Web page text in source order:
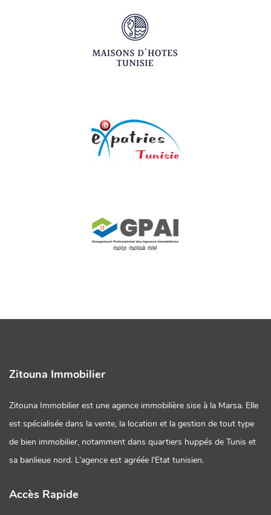
Zitouna Immobilier
Zitouna Immobilier est une agence immobilière sise à la Marsa. Elle
est spécialisée dans la vente, la location et la gestion de tout type
de bien immobilier, notamment dans quartiers huppés de Tunis et
sa banlieue nord. L’agence est agréée l'Etat tunisien.
Accès Rapide